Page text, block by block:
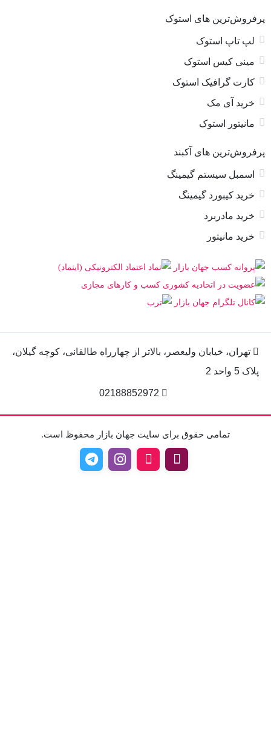
پرفروش‌ترین های استوک
لپ تاپ استوک
مینی کیس استوک
کارت گرافیک استوک
خرید آی مک
مانیتور استوک
پرفروش‌ترین های آکبند
اسمبل سیستم گیمینگ
خرید کیبورد گیمینگ
خرید مادربرد
خرید مانیتور
تهران، خیابان ولیعصر، بالاتر از چهارراه طالقانی، کوچه گیلان،
پلاک 5 واحد 2
02188852972
تمامی حقوق برای سایت جهان بازار محفوظ است.